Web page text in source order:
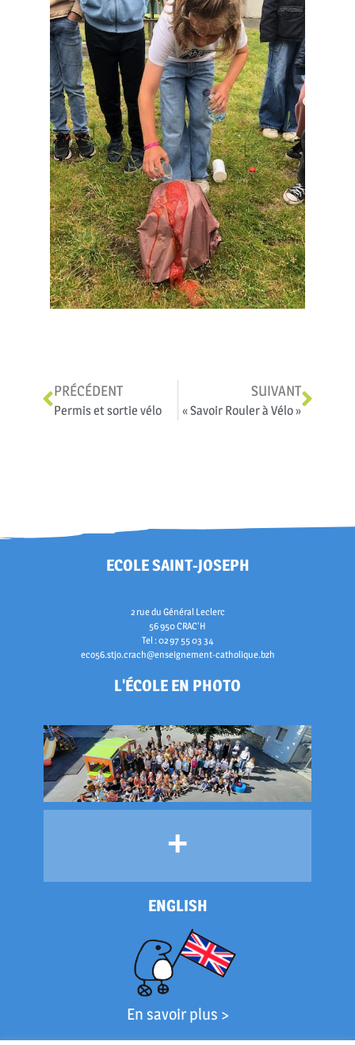
PRÉCÉDENT
Permis et sortie vélo
SUIVANT
« Savoir Rouler à Vélo »
ECOLE SAINT-JOSEPH
2 rue du Général Leclerc
56 950 CRAC'H
Tel : 02 97 55 03 34
eco56.stjo.crach@enseignement-catholique.bzh
L'ÉCOLE EN PHOTO
+
ENGLISH
En savoir plus >